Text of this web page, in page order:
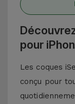
pour
Les coques
conçu pour